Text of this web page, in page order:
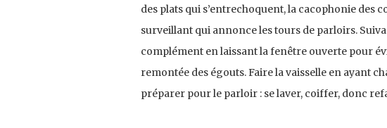
des plats qui s’entrechoquent, la cacophonie des
surveillant qui annonce les tours de parloirs.
complément en laissant la fenêtre ouverte pour
remontée des égouts. Faire la vaisselle en ayant
préparer pour le parloir : se laver, coiffer, donc